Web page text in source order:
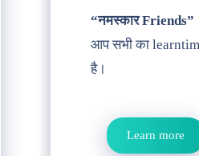
“नमस्कार Friends”
आप सभी का
है।
Learn more